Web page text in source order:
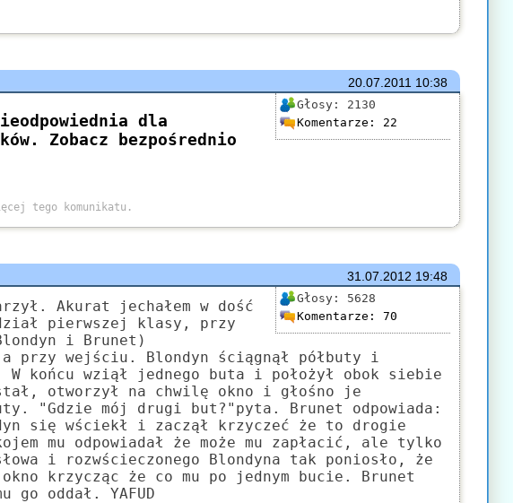
20.07.2011 10:38
Głosy: 2130
Komentarze: 22
31.07.2012 19:48
Głosy: 5628
Komentarze: 70
Akurat jechałem w dość
pierwszej klasy, przy
i Brunet)
ja przy wejściu. Blondyn ściągnął półbuty i
W końcu wziął jednego buta i położył obok siebie
otworzył na chwilę okno i głośno je
"Gdzie mój drugi but?"pyta. Brunet odpowiada:
się wściekł i zaczął krzyczeć że to drogie
mu odpowiadał że może mu zapłacić, ale tylko
i rozwścieczonego Blondyna tak poniosło, że
krzycząc że co mu po jednym bucie. Brunet
go oddał. YAFUD